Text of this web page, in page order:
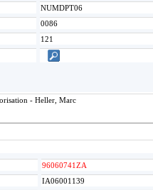
NUMDPT06
0086
121
- Heller, Marc
96060741ZA
IA06001139